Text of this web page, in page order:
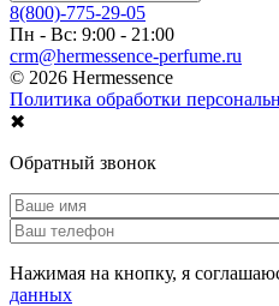
8(800)-775-29-05
Пн - Вс: 9:00 - 21:00
crm@hermessence-perfume.ru
© 2026 Hermessence
Политика обработки
✖
Обратный звонок
Нажимая на кнопку, я
данных